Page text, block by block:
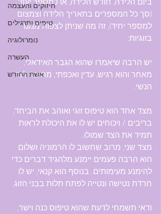
חיזוקים והעצמה
טיפים ותרגילים
נומרולוגיה
העשרה
אשת החודש
ביום הלידה, חודש הלידה, או כמספר יעוד
(סך כל המספרים בתאריך הלידה וצמצום
למספר יחיד), זה מה שניתן לצפות ממנו
בזוגיות:
יש הרבה שיאמרו שהוא הגבר האידאלי,
מאחר והוא רגיש, עדין ואכפתי, מחובר לצד
הנשי.
מצד אחד הוא טיפוס זוגי ואוהב את הביחד,
בריבים / ויכוחים יש לו את היכולת לראות
תמיד את הצד שמולו.
מצד שני, מרוב שחשוב לו הרמוניה ושלום
הוא הרבה פעמים יימנע מלהגיד דברים כדי
להימנע מעימותים. בנוסף הוא קנאי, יש לו
חרדת נטישה ונטייה לפתח תלות בבני הזוג.
ודאי תשמחי לדעת שהוא טיפוס כנה וישר,